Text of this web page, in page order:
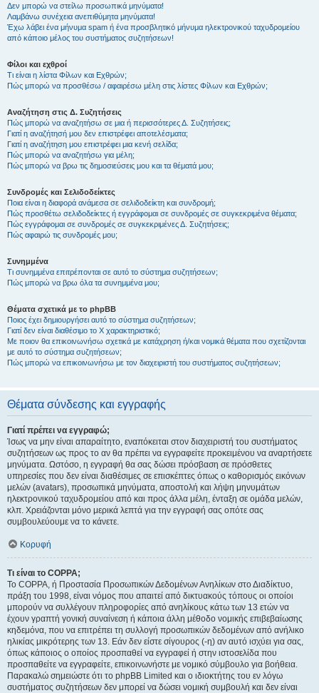
Δεν μπορώ να στείλω προσωπικά μηνύματα!
Λαμβάνω συνέχεια ανεπιθύμητα μηνύματα!
Έχω λάβει ένα μήνυμα spam ή ένα προσβλητικό μήνυμα ηλεκτρονικού ταχυδρομείου
από κάποιο μέλος του συστήματος συζητήσεων!
Φίλοι και εχθροί
Τι είναι η λίστα Φίλων και Εχθρών;
Πώς μπορώ να προσθέσω / αφαιρέσω μέλη στις λίστες Φίλων και Εχθρών;
Αναζήτηση στις Δ. Συζητήσεις
Πώς μπορώ να αναζητήσω σε μια ή περισσότερες Δ. Συζητήσεις;
Γιατί η αναζήτησή μου δεν επιστρέφει αποτελέσματα;
Γιατί η αναζήτηση μου επιστρέφει μια κενή σελίδα;
Πώς μπορώ να αναζητήσω για μέλη;
Πώς μπορώ να βρω τις δημοσιεύσεις μου και τα θέματά μου;
Συνδρομές και Σελιδοδείκτες
Ποια είναι η διαφορά ανάμεσα σε σελιδοδείκτη και συνδρομή;
Πώς προσθέτω σελιδοδείκτες ή εγγράφομαι σε συνδρομές σε συγκεκριμένα θέματα;
Πώς εγγράφομαι σε συνδρομές σε συγκεκριμένες Δ. Συζητήσεις;
Πώς αφαιρώ τις συνδρομές μου;
Συνημμένα
Τι συνημμένα επιτρέπονται σε αυτό το σύστημα συζητήσεων;
Πώς μπορώ να βρω όλα τα συνημμένα μου;
Θέματα σχετικά με το phpBB
Ποιος έχει δημιουργήσει αυτό το σύστημα συζητήσεων;
Γιατί δεν είναι διαθέσιμο το Χ χαρακτηριστικό;
Με ποιον θα επικοινωνήσω σχετικά με κατάχρηση ή/και νομικά θέματα που σχετίζονται
με αυτό το σύστημα συζητήσεων;
Πώς μπορώ να επικοινωνήσω με τον διαχειριστή του συστήματος συζητήσεων;
Θέματα σύνδεσης και εγγραφής
Γιατί πρέπει να εγγραφώ;
Ίσως να μην είναι απαραίτητο, εναπόκειται στον διαχειριστή του συστήματος
συζητήσεων ως προς το αν θα πρέπει να εγγραφείτε προκειμένου να αναρτήσετε
μηνύματα. Ωστόσο, η εγγραφή θα σας δώσει πρόσβαση σε πρόσθετες
υπηρεσίες που δεν είναι διαθέσιμες σε επισκέπτες όπως ο καθορισμός εικόνων
μελών (avatars), προσωπικά μηνύματα, αποστολή και λήψη μηνυμάτων
ηλεκτρονικού ταχυδρομείου από και προς άλλα μέλη, ένταξη σε ομάδα μελών,
κλπ. Χρειάζονται μόνο μερικά λεπτά για την εγγραφή σας οπότε σας
συμβουλεύουμε να το κάνετε.
Κορυφή
Τι είναι το COPPA;
Το COPPA, ή Προστασία Προσωπικών Δεδομένων Ανηλίκων στο Διαδίκτυο,
πράξη του 1998, είναι νόμος που απαιτεί από δικτυακούς τόπους οι οποίοι
μπορούν να συλλέγουν πληροφορίες από ανηλίκους κάτω των 13 ετών να
έχουν γραπτή γονική συναίνεση ή κάποια άλλη μέθοδο νομικής επιβεβαίωσης
κηδεμόνα, που να επιτρέπει τη συλλογή προσωπικών δεδομένων από ανήλικο
ηλικίας μικρότερης των 13. Εάν δεν είστε σίγουρος (-η) αν αυτό ισχύει για σας,
όπως κάποιος ο οποίος προσπαθεί να εγγραφεί ή στην ιστοσελίδα που
προσπαθείτε να εγγραφείτε, επικοινωνήστε με νομικό σύμβουλο για βοήθεια.
Παρακαλώ σημειώστε ότι το phpBB Limited και ο ιδιοκτήτης του εν λόγω
συστήματος συζητήσεων δεν μπορεί να δώσει νομική συμβουλή και δεν είναι